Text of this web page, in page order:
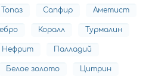
Топаз Сапфир Аметист
Коралл Турмалин
Нефрит Палладий
Белое золото Цитрин